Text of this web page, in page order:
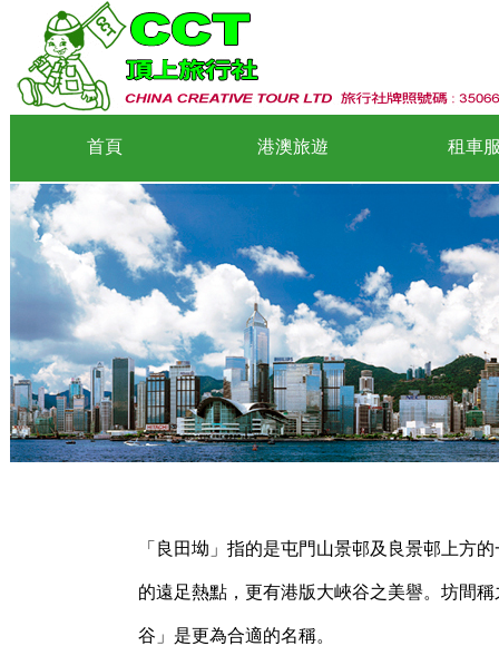
首頁 港澳旅遊 租車
「良田坳」指的是屯門山景邨及良景邨上方
的遠足熱點，更有港版大峽谷之美譽。坊間
谷」是更為合適的名稱。